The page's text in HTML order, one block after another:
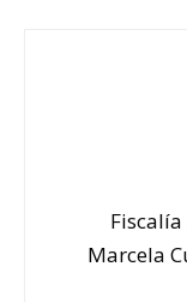
Marcela